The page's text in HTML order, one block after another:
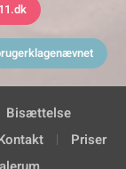
Bisættelse
Priser